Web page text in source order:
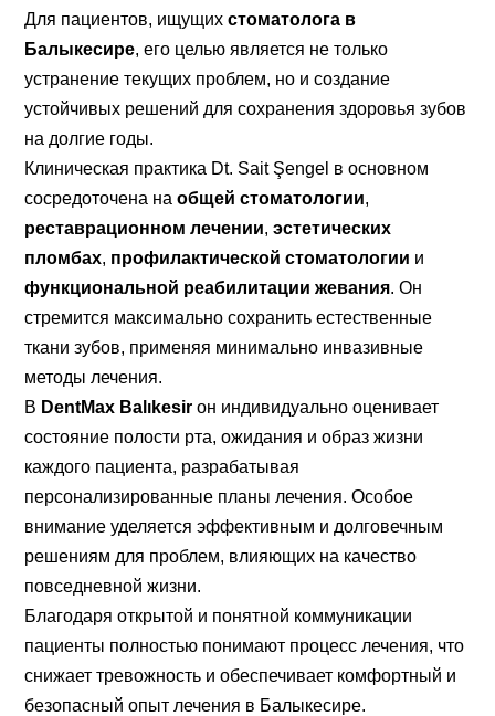
Продолжить
через Facebook
Продолжить с
пользователем
Для пациентов, ищущихстоматолога в
Балыкесире, его целью является не только
устранение текущих проблем, но и создание
устойчивых решений для сохранения здоровья зубов
на долгие годы.
Клиническая практика Dt. Sait Şengel в основном
сосредоточена наобщей стоматологии,
реставрационном лечении,эстетических
пломбах, профилактической стоматологии и
функциональной реабилитации жевания. Он
стремится максимально сохранить естественные
ткани зубов, применяя минимально инвазивные
методы лечения.
В DentMax Balıkesir он индивидуально оценивает
состояние полости рта, ожидания и образ жизни
каждого пациента, разрабатывая
персонализированные планы лечения. Особое
внимание уделяется эффективным и долговечным
решениям для проблем, влияющих на качество
повседневной жизни.
Благодаря открытой и понятной коммуникации
пациенты полностью понимают процесс лечения, что
снижает тревожность и обеспечивает комфортный и
безопасный опыт лечения в Балыкесире.